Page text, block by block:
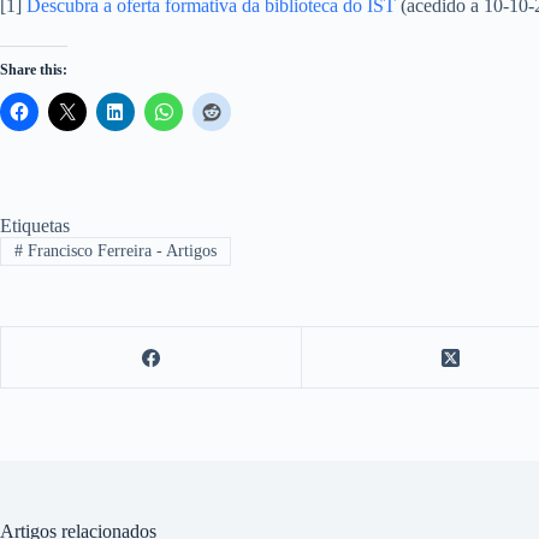
[1] Descubra a oferta formativa da biblioteca do IST (acedido a 10-10-
Share this:
Etiquetas
#Francisco Ferreira - Artigos
Artigos relacionados